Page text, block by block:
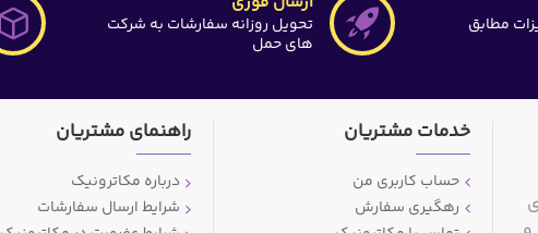
مطابق
تحویل روزانه سفارشات به شرکت
های حمل
خدمات مشتریان
حساب کاربری من
رهگیری سفارش
راهنمای مشتریان
درباره مکاترونیک
شرایط ارسال سفارشات